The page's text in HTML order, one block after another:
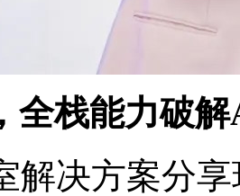
，全栈能力破
决方案分享